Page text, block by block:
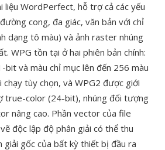
liệu WordPerfect, hỗ trợ cả các yếu
cong, đa giác, văn bản với chỉ
dạng tô màu) và ảnh raster nhúng
WPG tồn tại ở hai phiên bản chính:
và màu chỉ mục lên đến 256 màu
chạy tùy chọn, và WPG2 được giới
true-color (24-bit), nhúng đối tượng
nâng cao. Phần vector của file
độc lập độ phân giải có thể thu
giải gốc của bất kỳ thiết bị đầu ra